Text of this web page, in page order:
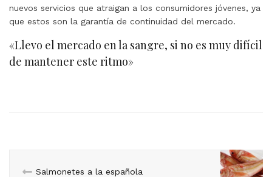
nuevos servicios que atraigan a los consumidores jóvenes, ya
que estos son la garantía de continuidad del mercado.
«Llevo el mercado en la sangre, si no es muy difícil
de mantener este ritmo»
Salmonetes a la española